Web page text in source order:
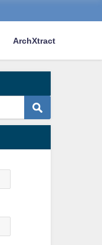
ArchXtract